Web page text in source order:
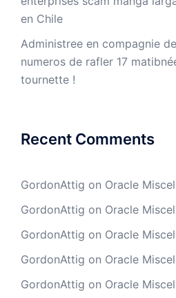
en Chile
Administree en compagnie
numeros de rafler 17
tournette !
Recent Comments
GordonAttig on Oracle
GordonAttig on Oracle
GordonAttig on Oracle
GordonAttig on Oracle
GordonAttig on Oracle